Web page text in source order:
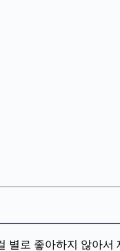
별로 좋아하지 않아